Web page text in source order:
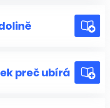
preč ubírá